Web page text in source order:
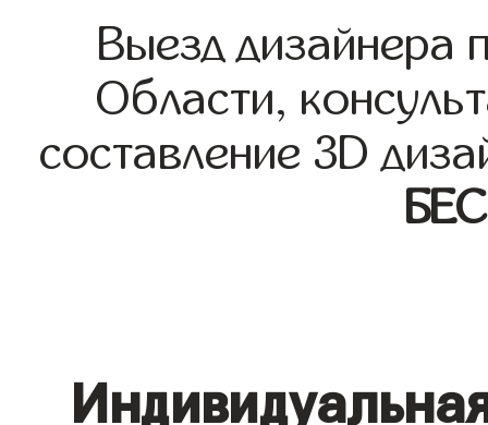
Выезд дизайнера
Области,
составление 3D